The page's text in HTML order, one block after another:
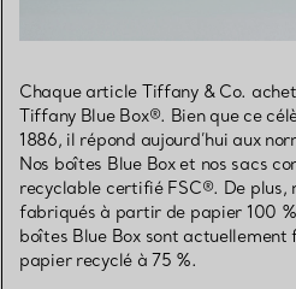
Chaque article Tiffany & Co.
Tiffany Blue Box®. Bien que ce
1886, il répond aujourd’hui aux
Nos boîtes Blue Box et nos sacs
recyclable certifié FSC®. De plus,
fabriqués à partir de papier 100
boîtes Blue Box sont
papier recyclé à 75 %.